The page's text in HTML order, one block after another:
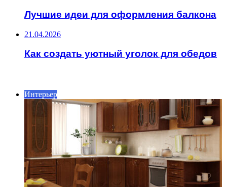
Лучшие идеи для оформления балкона
21.04.2026
Как создать уютный уголок для обедов
Интерьер